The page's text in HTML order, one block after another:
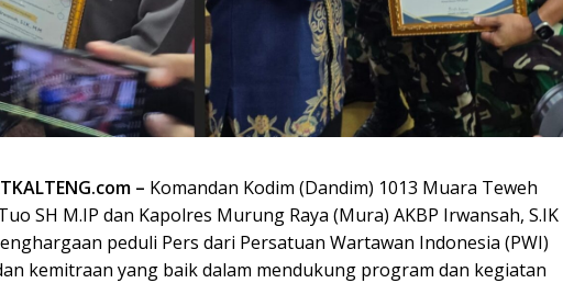
– Komandan Kodim (Dandim) 1013 Muara Teweh
SH M.IP dan Kapolres Murung Raya (Mura) AKBP Irwansah, S.IK
peduli Pers dari Persatuan Wartawan Indonesia (PWI)
kemitraan yang baik dalam mendukung program dan kegiatan